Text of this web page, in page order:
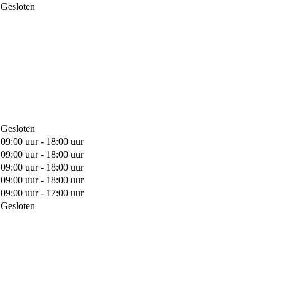
Gesloten
Gesloten
09:00 uur - 18:00 uur
09:00 uur - 18:00 uur
09:00 uur - 18:00 uur
09:00 uur - 18:00 uur
09:00 uur - 17:00 uur
Gesloten